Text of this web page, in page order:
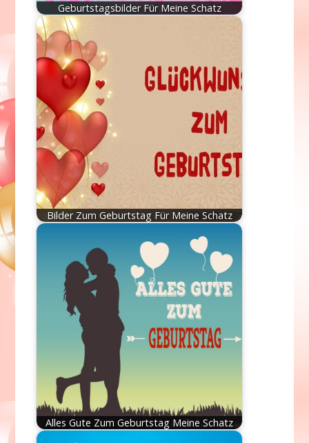
Geburtstagsbilder Für Meine Schatz
Bilder Zum Geburtstag Für Meine Schatz
Alles Gute Zum Geburtstag Meine Schatz